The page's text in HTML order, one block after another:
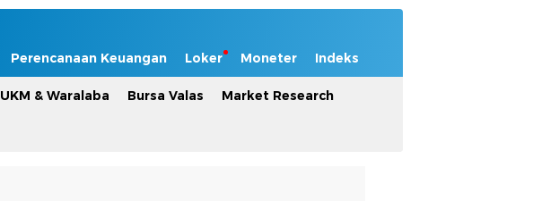
Perencanaan Keuangan Loker Moneter Indeks
UKM & Waralaba Bursa Valas Market Research